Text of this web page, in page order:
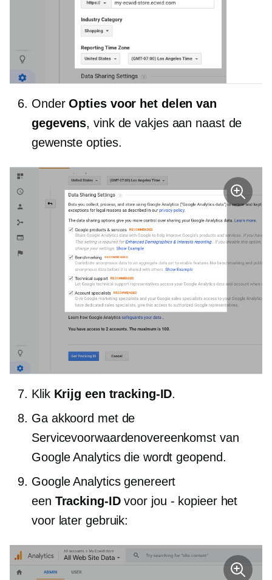
OnderOpties voor het delen van
gegevens, vink de vakjes aan naast de
gewenste opties.
Klik Krijg een tracking-ID.
Ga akkoord met de
Servicevoorwaardenovereenkomst van
Google Analytics die wordt geopend.
Google Analytics genereert
een Tracking-IDvoor jou - kopieer het
voor later gebruik: